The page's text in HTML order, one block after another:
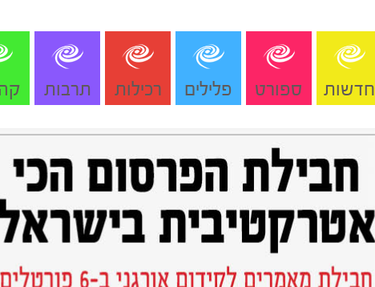
חדשות ספורט פלילים רכילות תרבות